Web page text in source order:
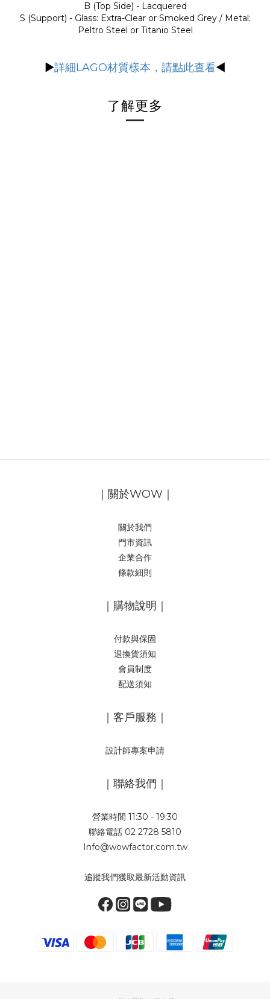
B (Top Side) - Lacquered
S (Support) - Glass: Extra-Clear or Smoked Grey / Metal:
Peltro Steel or Titanio Steel
▶詳細LAGO材質樣本，請點此查看◀
了解更多
｜關於WOW｜
關於我們
門市資訊
企業合作
條款細則
｜購物說明｜
付款與保固
退換貨須知
會員制度
配送須知
｜客戶服務｜
設計師專案申請
｜聯絡我們｜
營業時間 11:30 - 19:30
聯絡電話 02 2728 5810
Info@wowfactor.com.tw
追蹤我們獲取最新活動資訊